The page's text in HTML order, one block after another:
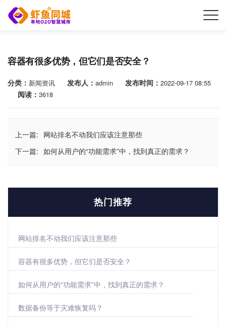
容器有很多优势，但它们是否安全？
分类： 新闻资讯 发布人： admin 发布时间： 2022-09-17 08:55
阅读： 3618
上一篇: 网站排名不动我们应该注意那些
下一篇: 如何从用户的“功能需求”中，找到真正的需求？
热门推荐
网站排名不动我们应该注意那些
容器有很多优势，但它们是否安全？
如何从用户的“功能需求”中，找到真正的需求？
数据备份等于灾难恢复吗？